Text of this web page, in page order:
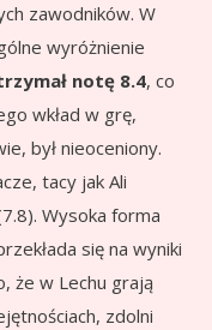
zawodników. W
wyróżnienie
notę 8.4, co
wkład w grę,
był nieoceniony.
tacy jak Ali
Wysoka forma
się na wyniki
że w Lechu grają
zdolni